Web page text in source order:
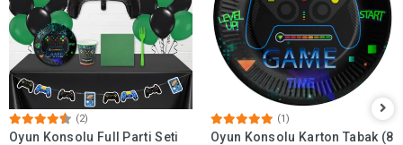
(2)
Oyun Konsolu Full Parti Seti
(1)
Oyun Konsolu Karton Tabak (8